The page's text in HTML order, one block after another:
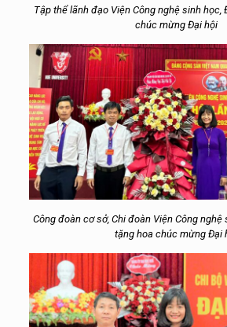
Tập thể lãnh đạo Viện Công nghệ sinh học,
chúc mừng Đại hội
Công đoàn cơ sở, Chi đoàn Viện Công
tặng hoa chúc mừng Đại